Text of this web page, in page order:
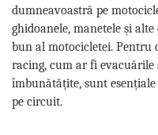
dumneavoastră pe
ghidoanele, manetele și
bun al motocicletei. Pentru
racing, cum ar fi evacuările
îmbunătățite, sunt
pe circuit.